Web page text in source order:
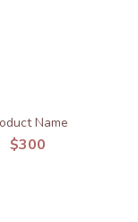
Name
$300